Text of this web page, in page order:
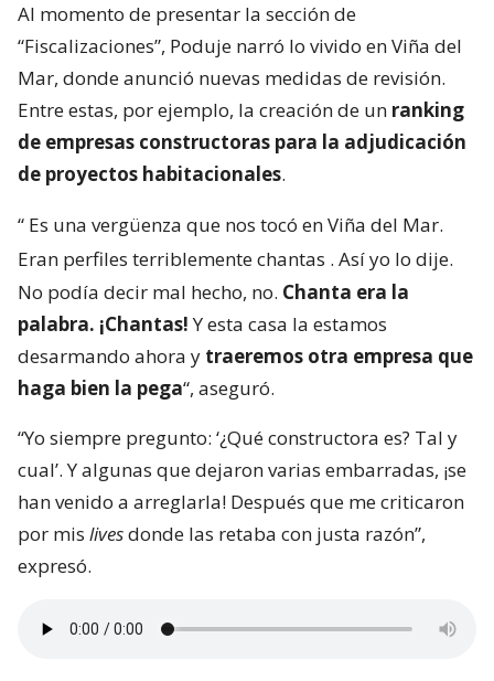
Al momento de presentar la sección de
“Fiscalizaciones”, Poduje narró lo vivido en Viña del
Mar, donde anunció nuevas medidas de revisión.
Entre estas, por ejemplo, la creación de un ranking
de empresas constructoras para la adjudicación
de proyectos habitacionales.
“ Es una vergüenza que nos tocó en Viña del Mar.
Eran perfiles terriblemente chantas . Así yo lo dije.
No podía decir mal hecho, no. Chanta era la
palabra. ¡Chantas!Y esta casa la estamos
desarmando ahora y traeremos otra empresa que
haga bien la pega“, aseguró.
“Yo siempre pregunto: ‘¿Qué constructora es? Tal y
cual’. Y algunas que dejaron varias embarradas, ¡se
han venido a arreglarla! Después que me criticaron
por mis livesdonde las retaba con justa razón”,
expresó.